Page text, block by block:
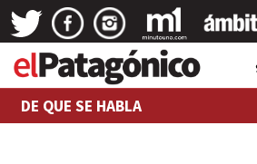
DE QUE SE HABLA